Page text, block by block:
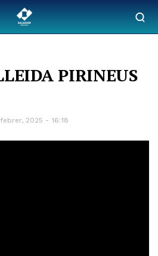
PIRINEUS
febrer, 2025 - 16:18